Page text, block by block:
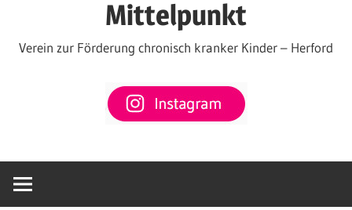
Mittelpunkt
Verein zur Förderung chronisch kranker Kinder – Herford